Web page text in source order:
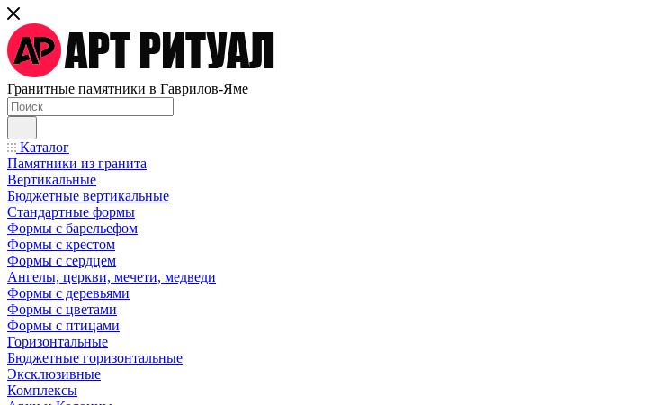
Гранитные памятники в Гаврилов-Яме
Каталог
Памятники из гранита
Вертикальные
Бюджетные вертикальные
Стандартные формы
Формы с барельефом
Формы с крестом
Формы с сердцем
Ангелы, церкви, мечети, медведи
Формы с деревьями
Формы с цветами
Формы с птицами
Горизонтальные
Бюджетные горизонтальные
Эксклюзивные
Комплексы